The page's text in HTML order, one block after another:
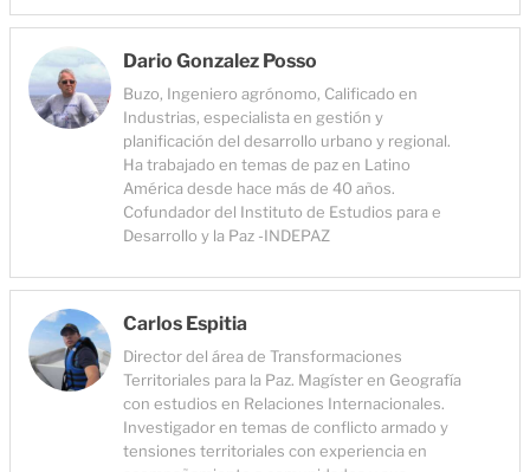
Dario Gonzalez Posso
Buzo, Ingeniero agrónomo, Calificado en
Industrias, especialista en gestión y
planificación del desarrollo urbano y regional.
Ha trabajado en temas de paz en Latino
América desde hace más de 40 años.
Cofundador del Instituto de Estudios para e
Desarrollo y la Paz -INDEPAZ
Carlos Espitia
Director del área de Transformaciones
Territoriales para la Paz. Magíster en Geografía
con estudios en Relaciones Internacionales.
Investigador en temas de conflicto armado y
tensiones territoriales con experiencia en